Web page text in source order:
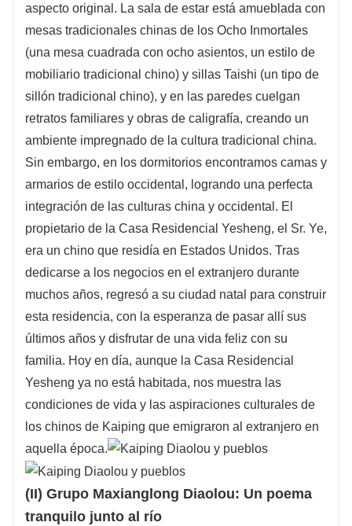
aspecto original. La sala de estar está amueblada con
mesas tradicionales chinas de los Ocho Inmortales
(una mesa cuadrada con ocho asientos, un estilo de
mobiliario tradicional chino) y sillas Taishi (un tipo de
sillón tradicional chino), y en las paredes cuelgan
retratos familiares y obras de caligrafía, creando un
ambiente impregnado de la cultura tradicional china.
Sin embargo, en los dormitorios encontramos camas y
armarios de estilo occidental, logrando una perfecta
integración de las culturas china y occidental. El
propietario de la Casa Residencial Yesheng, el Sr. Ye,
era un chino que residía en Estados Unidos. Tras
dedicarse a los negocios en el extranjero durante
muchos años, regresó a su ciudad natal para construir
esta residencia, con la esperanza de pasar allí sus
últimos años y disfrutar de una vida feliz con su
familia. Hoy en día, aunque la Casa Residencial
Yesheng ya no está habitada, nos muestra las
condiciones de vida y las aspiraciones culturales de
los chinos de Kaiping que emigraron al extranjero en
aquella época.
(II) Grupo Maxianglong Diaolou: Un poema
tranquilo junto al río